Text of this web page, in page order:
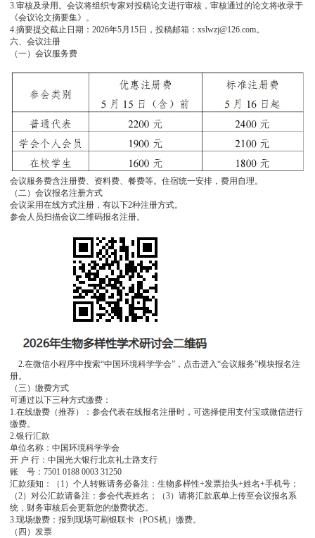
3.审核及录用。会议将组织专家对投稿论文进行审核，审核通过的论文将收录于
《会议论文摘要集》。
4.摘要提交截止日期：2026年5月15日，投稿邮箱：xslwzj@126.com。
六、会议注册
（一）会议服务费
会议服务费含注册费、资料费、餐费等。住宿统一安排，费用自理。
（二）会议报名注册方式
会议采用在线方式注册，有以下2种注册方式。
参会人员扫描会议二维码报名注册。
2.在微信小程序中搜索“中国环境科学学会”，点击进入“会议服务”模块报名注
册。
（三）缴费方式
可通过以下三种方式缴费：
1.在线缴费（推荐）：参会代表在线报名注册时，可选择使用支付宝或微信进行
缴费。
2.银行汇款
单位名称：中国环境科学学会
开 户 行：中国光大银行北京礼士路支行
账    号：7501 0188 0003 31250
汇款须知：（1）个人转账请务必备注：生物多样性+发票抬头+姓名+手机号；
（2）对公汇款请备注：参会代表姓名；（3）请将汇款底单上传至会议报名系
统，财务审核后会更新您的缴费状态。
3.现场缴费：报到现场可刷银联卡（POS机）缴费。
（四）发票